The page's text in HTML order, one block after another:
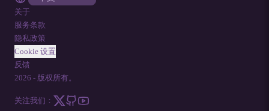
关于
服务条款
隐私政策
Cookie 设置
反馈
2026 - 版权所有。
关注我们：